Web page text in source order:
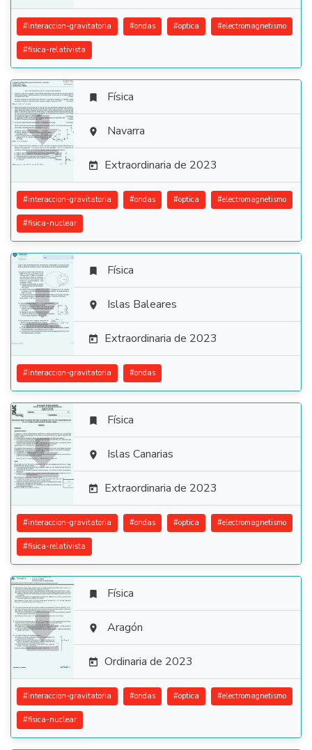
#interaccion-gravitatoria #ondas #optica #electromagnetismo
#fisica-relativista

 Física
 Navarra
 Extraordinaria de 2023
#interaccion-gravitatoria #ondas #optica #electromagnetismo
#fisica-nuclear

 Física
 Islas Baleares
 Extraordinaria de 2023
#interaccion-gravitatoria #ondas

 Física
 Islas Canarias
 Extraordinaria de 2023
#interaccion-gravitatoria #ondas #optica #electromagnetismo
#fisica-relativista

 Física
 Aragón
 Ordinaria de 2023
#interaccion-gravitatoria #ondas #optica #electromagnetismo
#fisica-nuclear